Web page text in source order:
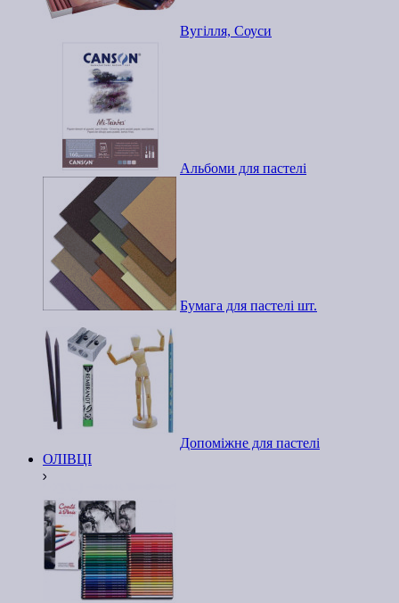
Вугілля, Соуси
Альбоми для пастелі
Бумага для пастелі шт.
Допоміжне для пастелі
ОЛІВЦІ